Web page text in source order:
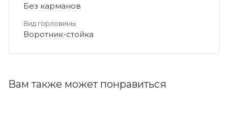
Без карманов
Вид горловины
Воротник-стойка
Вам также может понравиться